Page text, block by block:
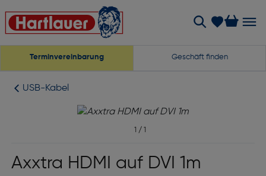
Terminvereinbarung Geschäft finden
USB-Kabel
1 / 1
Axxtra HDMI auf DVI 1m